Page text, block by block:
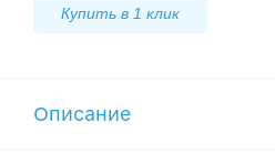
Купить в 1 клик
Описание